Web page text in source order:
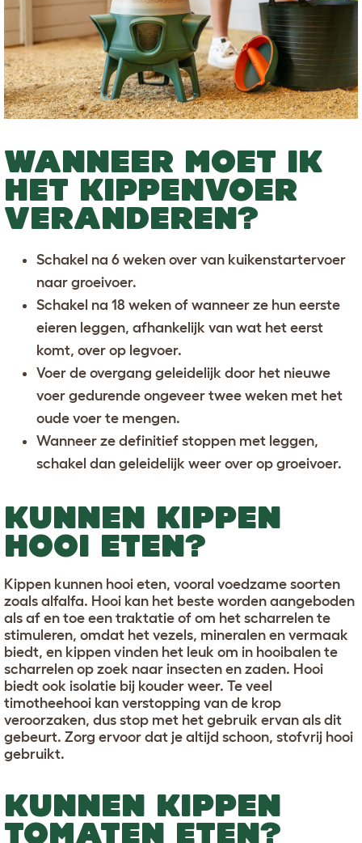
WANNEER MOET IK
HET KIPPENVOER
VERANDEREN?
Schakel na 6 weken over van kuikenstartervoer
naar groeivoer.
Schakel na 18 weken of wanneer ze hun eerste
eieren leggen, afhankelijk van wat het eerst
komt, over op legvoer.
Voer de overgang geleidelijk door het nieuwe
voer gedurende ongeveer twee weken met het
oude voer te mengen.
Wanneer ze definitief stoppen met leggen,
schakel dan geleidelijk weer over op groeivoer.
KUNNEN KIPPEN
HOOI ETEN?
Kippen kunnen hooi eten, vooral voedzame soorten
zoals alfalfa. Hooi kan het beste worden aangeboden
als af en toe een traktatie of om het scharrelen te
stimuleren, omdat het vezels, mineralen en vermaak
biedt, en kippen vinden het leuk om in hooibalen te
scharrelen op zoek naar insecten en zaden. Hooi
biedt ook isolatie bij kouder weer. Te veel
timotheehooi kan verstopping van de krop
veroorzaken, dus stop met het gebruik ervan als dit
gebeurt. Zorg ervoor dat je altijd schoon, stofvrij hooi
gebruikt.
KUNNEN KIPPEN
TOMATEN ETEN?